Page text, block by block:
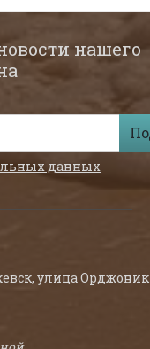
нашего
данных
улица